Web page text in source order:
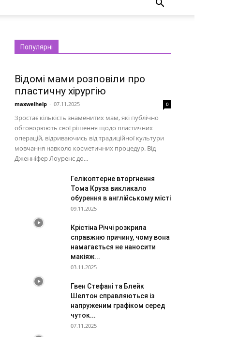
Популярні
Відомі мами розповіли про
пластичну хірургію
maxwelhelp - 07.11.2025 0
Зростає кількість знаменитих мам, які публічно
обговорюють свої рішення щодо пластичних
операцій, відриваючись від традиційної культури
мовчання навколо косметичних процедур. Від
Дженніфер Лоуренс до...
Гелікоптерне вторгнення
Тома Круза викликало
обурення в англійському місті
09.11.2025
Крістіна Річчі розкрила
справжню причину, чому вона
намагається не наносити
макіяж...
03.11.2025
Гвен Стефані та Блейк
Шелтон справляються із
напруженим графіком серед
чуток...
07.11.2025